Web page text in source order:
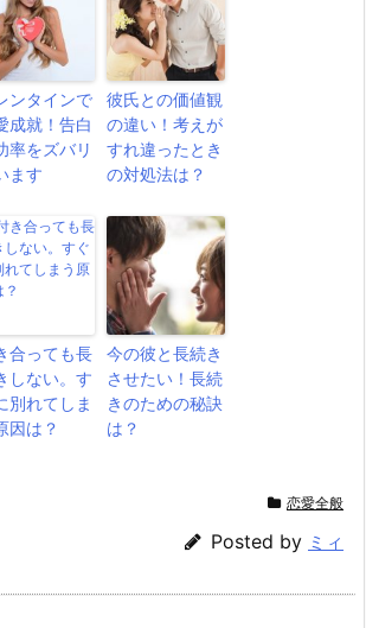
ンタインで
成就！告白
率をズバリ
ます
彼氏との価値観
の違い！考えが
すれ違ったとき
の対処法は？
合っても長
しない。す
別れてしま
因は？
今の彼と長続き
させたい！長続
きのための秘訣
は？
恋愛全般
Posted by ミィ